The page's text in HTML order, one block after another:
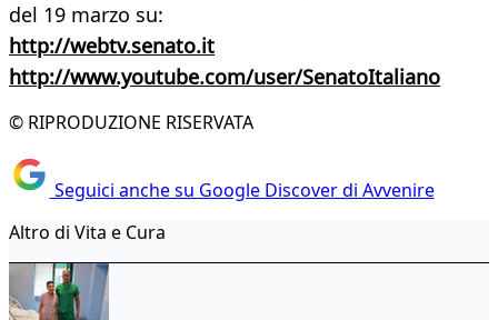
del 19 marzo su:
http://webtv.senato.it
http://www.youtube.com/user/SenatoItaliano
© RIPRODUZIONE RISERVATA
Seguici anche su Google Discover di Avvenire
Altro di Vita e Cura